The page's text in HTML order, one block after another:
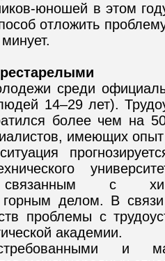
юношей в этом
отложить
среди
14–29 лет).
более чем на
имеющих
связанным с
делом. В
проблемы с
академии.
и